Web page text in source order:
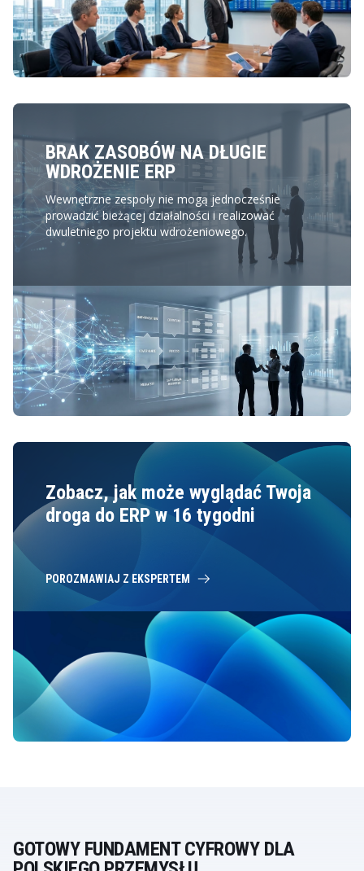
BRAK ZASOBÓW NA DŁUGIE
WDROŻENIE ERP
Wewnętrzne zespoły nie mogą jednocześnie
prowadzić bieżącej działalności i realizować
dwuletniego projektu wdrożeniowego.
Zobacz, jak może wyglądać Twoja
droga do ERP w 16 tygodni
POROZMAWIAJ Z EKSPERTEM
GOTOWY FUNDAMENT CYFROWY DLA